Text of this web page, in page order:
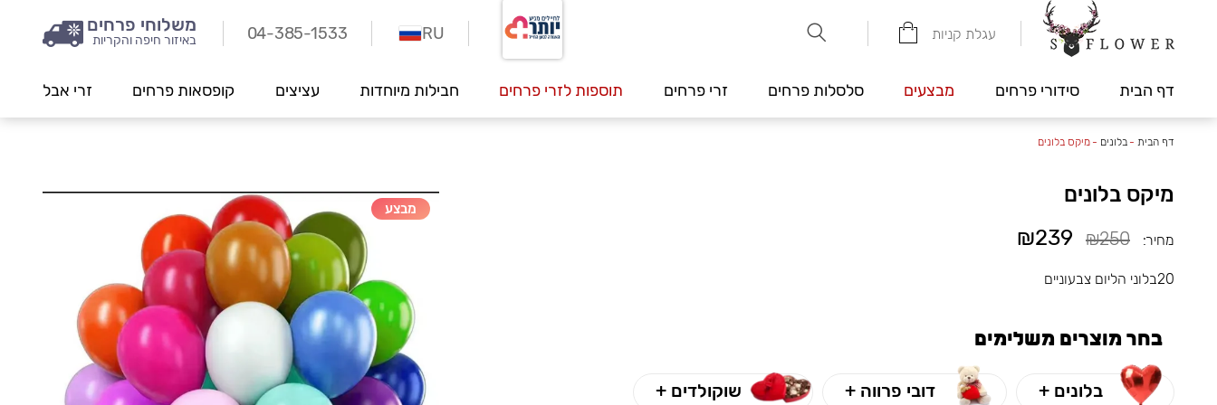
עגלת קניות משלוחי פרחים
באיזור חיפה והקריות 04-385-1533 RU
דף הבית סידורי פרחים מבצעים סלסלות פרחים זרי פרחים תוספות לזרי פרחים חבילות מיוחדות עציצים קופסאות פרחים זרי אבל
דף הבית -בלונים -מיקס בלונים
מיקס בלונים
מחיר: ₪250
₪239
20בלוני הליום צבעוניים
בחר מוצרים משלימים
בלונים + דובי פרווה + שוקולדים +
מבצע